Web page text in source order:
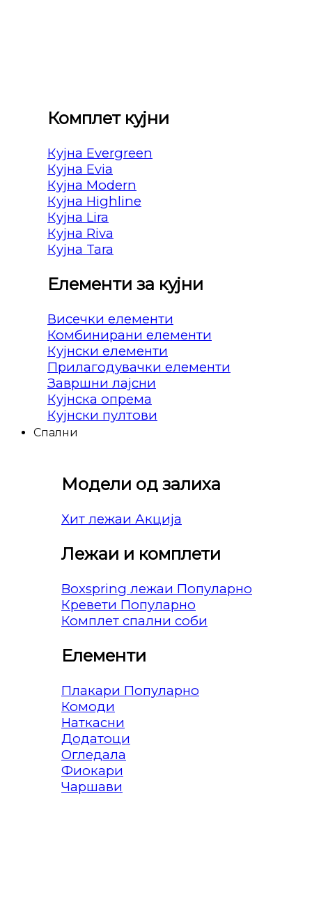
Комплет кујни
Кујна Evergreen
Кујна Evia
Кујна Modern
Кујна Highline
Кујна Lira
Кујна Riva
Кујна Tara
Елементи за кујни
Висечки елементи
Комбинирани елементи
Кујнски елементи
Прилагодувачки елементи
Завршни лајсни
Кујнска опрема
Кујнски пултови
Спални
Модели од залиха
Хит лежаи
Лежаи и комплети
Boxspring лежаи
Кревети
Комплет спални соби
Елементи
Плакари
Комоди
Наткасни
Додатоци
Огледала
Фиокари
Чаршави